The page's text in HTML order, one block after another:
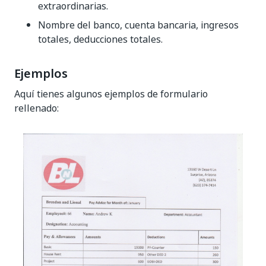
extraordinarias.
Nombre del banco, cuenta bancaria, ingresos
totales, deducciones totales.
Ejemplos
Aquí tienes algunos ejemplos de formulario
rellenado: